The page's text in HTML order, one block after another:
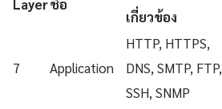
Layerชื่อ
เกี่ยวข้อง
7 Application
HTTP, HTTPS,
DNS, SMTP, FTP,
SSH, SNMP